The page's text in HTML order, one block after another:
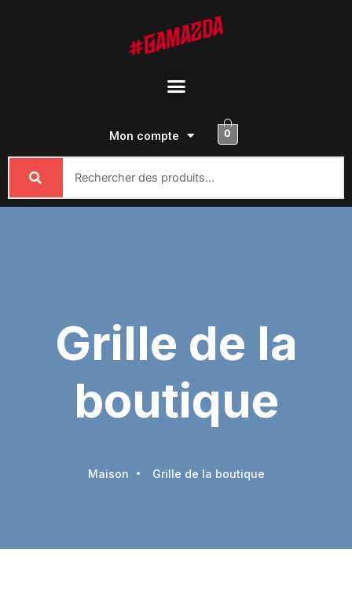
Menu
Mon compte 0
Grille de la
boutique
Maison Grille de la boutique